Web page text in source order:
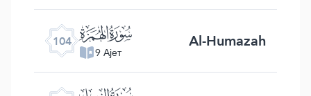
104 ﰕ
9 Ајет Al-Humazah